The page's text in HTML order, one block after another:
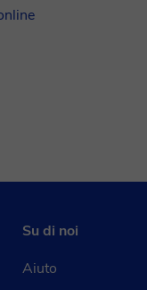
Su di noi
Aiuto